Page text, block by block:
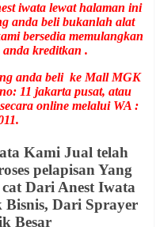
iwata lewat halaman ini
anda beli bukanlah alat
bersedia memulangkan
anda kreditkan .
anda beli ke Mall MGK
11 jakarta pusat, atau
online melalui WA :
Kami Jual telah
pelapisan Yang
Dari Anest Iwata
Dari Sprayer
Besar